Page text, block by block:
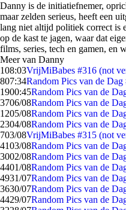
Danny is de initiatiefnemer,
maar zelden serieus, heeft een
lang niet altijd politiek correct is
op de kast te jagen, waar dat
films, series, tech en gamen, en
Meer van Danny
108:03VrijMiBabes #316 (not
807:34Random Pics van de Dag
1900:45Random Pics van de
3706/08Random Pics van de
1205/08Random Pics van de
2304/08Random Pics van de
703/08VrijMiBabes #315 (not
4103/08Random Pics van de
3002/08Random Pics van de
4401/08Random Pics van de
4931/07Random Pics van de
3630/07Random Pics van de
4429/07Random Pics van de